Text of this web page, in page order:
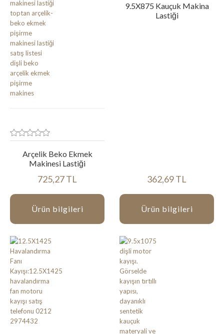
Arçelik Beko Ekmek
Makinesi Lastiği
725,27 TL
Ürün bilgileri
9.5X875 Kauçuk Makina
Lastiği
362,69 TL
Ürün bilgileri